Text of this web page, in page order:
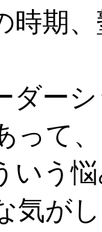
塾の
ップ
って、
みを
気が